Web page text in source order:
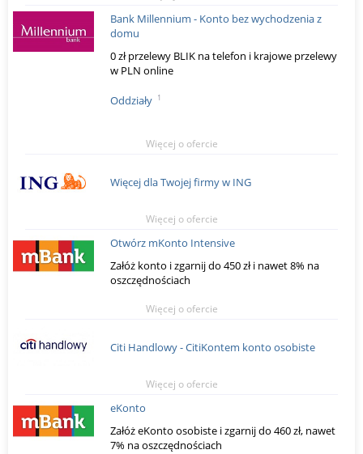
Bank Millennium - Konto bez wychodzenia z
domu
0 zł przelewy BLIK na telefon i krajowe przelewy
w PLN online
Oddziały 1
Więcej o ofercie
Więcej dla Twojej firmy w ING
Więcej o ofercie
Otwórz mKonto Intensive
Załóż konto i zgarnij do 450 zł i nawet 8% na
oszczędnościach
Więcej o ofercie
Citi Handlowy - CitiKontem konto osobiste
Więcej o ofercie
eKonto
Załóż eKonto osobiste i zgarnij do 460 zł, nawet
7% na oszczędnościach